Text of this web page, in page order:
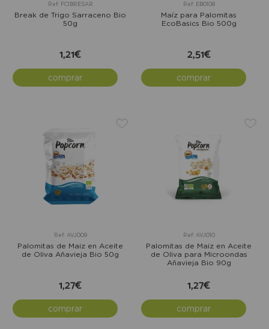
Ref: FC1BRESAR
Break de Trigo Sarraceno Bio
50g
1,21€
comprar
Ref: EB0108
Maíz para Palomitas
EcoBasics Bio 500g
2,51€
comprar
Ref: AVJ009
Palomitas de Maiz en Aceite
de Oliva Añavieja Bio 50g
1,27€
comprar
Ref: AVJ010
Palomitas de Maiz en Aceite
de Oliva para Microondas
Añavieja Bio 90g
1,27€
comprar